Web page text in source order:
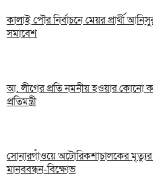
কালাই পৌর নির্বাচনে মেয়র প্রার্থী
সমাবেশ
আ. লীগের প্রতি নমনীয় হওয়ার কোনো
প্রতিমন্ত্রী
সোনারগাঁওয়ে অটোরিকশাচালকের মৃত্যুর
মানববন্ধন-বিক্ষোভ